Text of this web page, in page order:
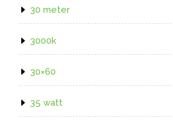
30 meter
3000k
30×60
35 watt